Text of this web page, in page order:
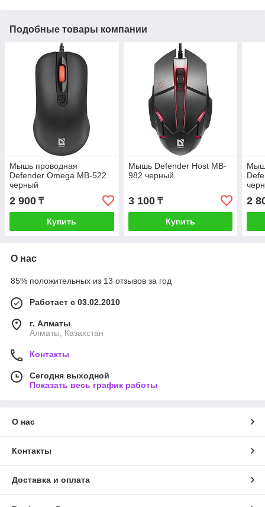
Подобные товары компании
Мышь проводная
Defender Omega MB-522
черный
2 900 ₸
Купить
Мышь Defender Host MB-
982 черный
3 100₸
Купить
2
О нас
85% положительных из 13 отзывов за год
Работает с 03.02.2010
г. Алматы
Алматы, Казахстан
Контакты
Сегодня выходной
Показать весь график работы
О нас
Контакты
Доставка и оплата